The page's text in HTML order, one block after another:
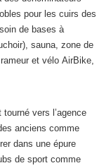
pour les cuirs des
de bases à
sauna, zone de
et vélo AirBike,
tourné vers l’agence
anciens comme
dans une épure
de sport comme